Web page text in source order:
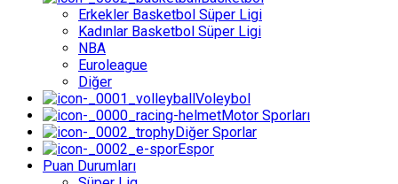
Erkekler Basketbol Süper Ligi
Kadınlar Basketbol Süper Ligi
NBA
Euroleague
Diğer
Voleybol
Motor Sporları
Diğer Sporlar
Espor
Puan Durumları